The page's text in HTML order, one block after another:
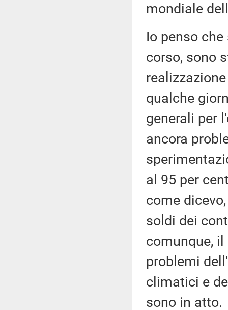
mondiale
Io penso
corso, sono
qualche
generali per
ancora
al 95 per
come
soldi dei
comunque,
problemi
climatici e
sono in atto.